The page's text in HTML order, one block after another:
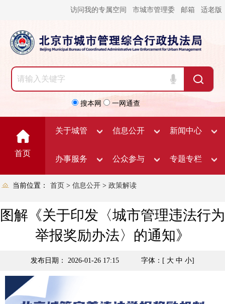
访问我的专属空间 市城市管理委 邮箱 适老版
搜本网 一网通查
首页
关于城管 信息公开 新闻中心
办事服务 公众参与 专题专栏
当前位置： 首页 > 信息公开 > 政策解读
图解《关于印发〈城市管理违法行为
举报奖励办法〉的通知》
发布日期： 2026-01-26 17:15 字体：[ 大 中 小]